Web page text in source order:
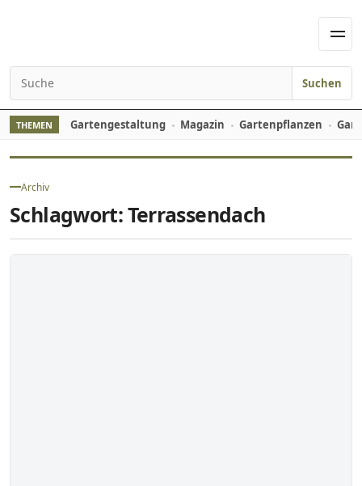
Search for:
Suchen
THEMEN Gartengestaltung Magazin Gartenpflanzen
Archiv
Schlagwort:Terrassendach